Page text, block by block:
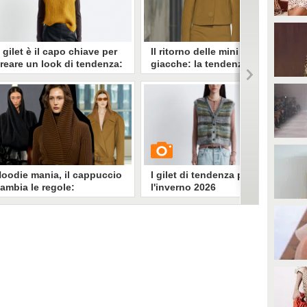
gilet è il capo chiave per
un look di tendenza:
modelli must have e gli
abbinamenti più cool
Il gilet è il capo di tendenza del
perfetto per essere indossato
inverno nei look a strati e nei
mesi che precedono l'arrivo alla
Ecco i 10 modelli più
e gli abbinamenti da provare
mania, il cappuccio
le regole:
della felpa e la
Il ritorno delle mini
giacche: la tendenza dei
blazer "tagliati" in stile anni
Le giacche mini, che arrivano fino
alla vita, stanno tornando di
moda nei look con tailleur
coordinati ispirati agli anni '60.
Ecco gli outfit da cui prendere
ispirazione per seguire il nuovo
trend del 2026
I gilet di tendenza per
l'inverno 2026